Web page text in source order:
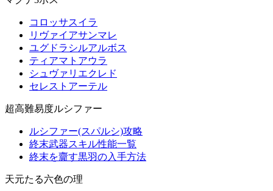
コロッサスイラ
リヴァイアサンマレ
ユグドラシルアルボス
ティアマトアウラ
シュヴァリエクレド
セレストアーテル
超高難易度ルシファー
ルシファー(スパルシ)攻略
終末武器スキル性能一覧
終末を齎す黒羽の入手方法
天元たる六色の理